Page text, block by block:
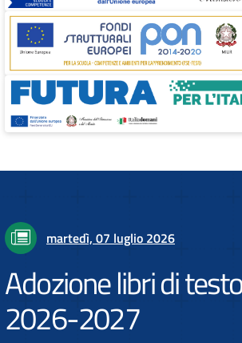
martedì, 07 luglio 2026
Adozione libri di
2026-2027